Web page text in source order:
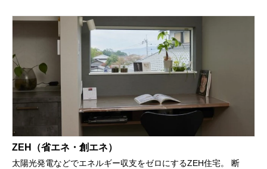
ZEH（省エネ・創エネ）
太陽光発電などでエネルギー収支をゼロにするZEH住宅。 断